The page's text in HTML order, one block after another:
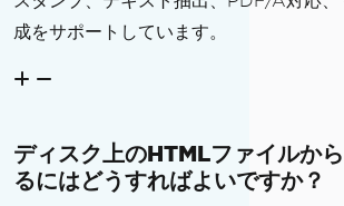
成をサポートしています。
ディスク上のHTMLファイルか
るにはどうすればよいですか？